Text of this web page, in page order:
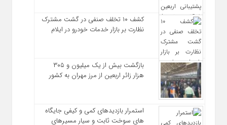
کشف ۱۰ تخلف صنفی در گشت مشترک
نظارت بر بازار خدمات خودرو در ایلام
بازگشت بیش از یک میلیون و ۳۰۵
هزار زائر اربعین از مرز مهران به کشور
استمرار بازدیدهای کمی و کیفی جایگاه‌
های سوخت ثابت و سیار مسیرهای